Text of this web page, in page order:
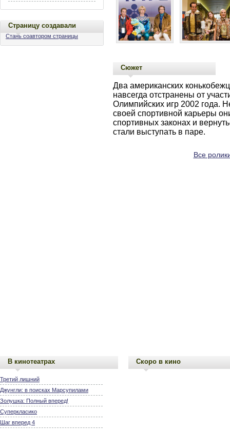
Страницу создавали
Стань соавтором страницы
Сюжет
Два американских
навсегда отстранены от
Олимпийских игр 2002 года.
своей спортивной карьеры
спортивных законах и
стали выступать в паре.
Все
В кинотеатрах
Третий лишний
Джунгли: в поисках Марсупилами
Золушка: Полный вперед!
Суперкласико
Шаг вперед 4
Скоро в кино